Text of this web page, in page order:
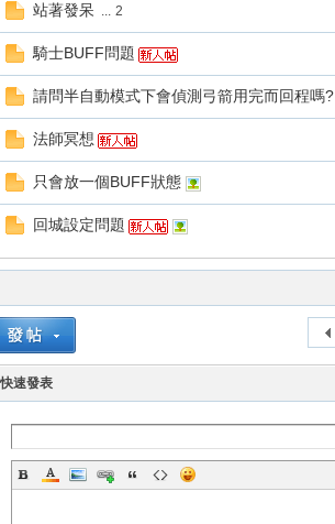
站著發呆 ... 2
騎士BUFF問題
請問半自動模式下會偵測弓箭用完而回程嗎?
法師冥想
只會放一個BUFF狀態
回城設定問題
快速發表